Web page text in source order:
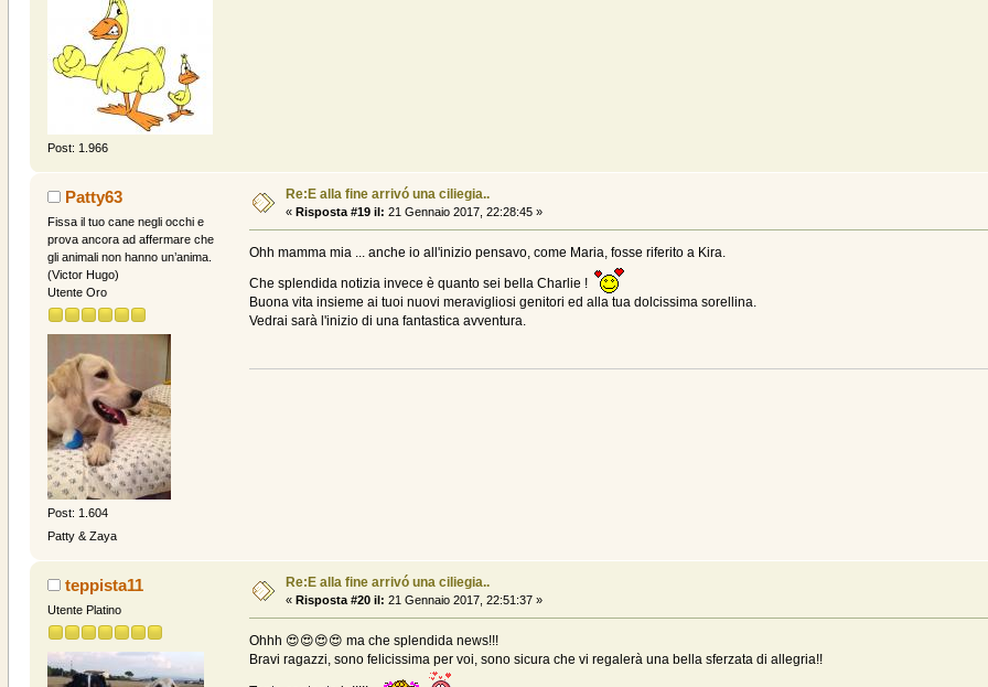
Post: 1.966
Patty63
Fissa il tuo cane negli occhi e
prova ancora ad affermare che
gli animali non hanno un’anima.
(Victor Hugo)
Utente Oro
Post: 1.604
Patty & Zaya
Re:E alla fine arrivó una ciliegia..
« Risposta #19 il: 21 Gennaio 2017, 22:28:45 »
Ohh mamma mia ... anche io all'inizio pensavo, come Maria, fosse riferito a Kira.
Che splendida notizia invece è quanto sei bella Charlie !
Buona vita insieme ai tuoi nuovi meravigliosi genitori ed alla tua dolcissima sorellina.
Vedrai sarà l'inizio di una fantastica avventura.
teppista11
Utente Platino
Re:E alla fine arrivó una ciliegia..
« Risposta #20 il: 21 Gennaio 2017, 22:51:37 »
Ohhh 😍😍😍😍 ma che splendida news!!!
Bravi ragazzi, sono felicissima per voi, sono sicura che vi regalerà una bella sferzata di allegria!!